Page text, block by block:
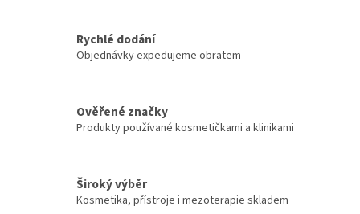
Rychlé dodání
Objednávky expedujeme obratem
Ověřené značky
Produkty používané kosmetičkami a klinikami
Široký výběr
Kosmetika, přístroje i mezoterapie skladem